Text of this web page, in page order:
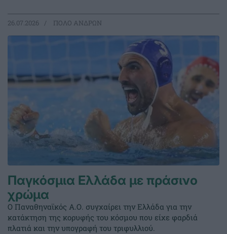
26.07.2026 ΠΟΛΟ ΑΝΔΡΩΝ
Παγκόσμια Ελλάδα με πράσινο
χρώμα
Ο Παναθηναϊκός Α.Ο. συγχαίρει την Ελλάδα για την
κατάκτηση της κορυφής του κόσμου που είχε φαρδιά
πλατιά και την υπογραφή του τριφυλλιού.